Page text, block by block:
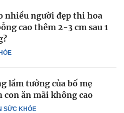
nhiều người đẹp thi hoa
cao thêm 2-3 cm sau 1
SỨC KHỎE
lầm tưởng của bố mẹ
con ăn mãi không cao